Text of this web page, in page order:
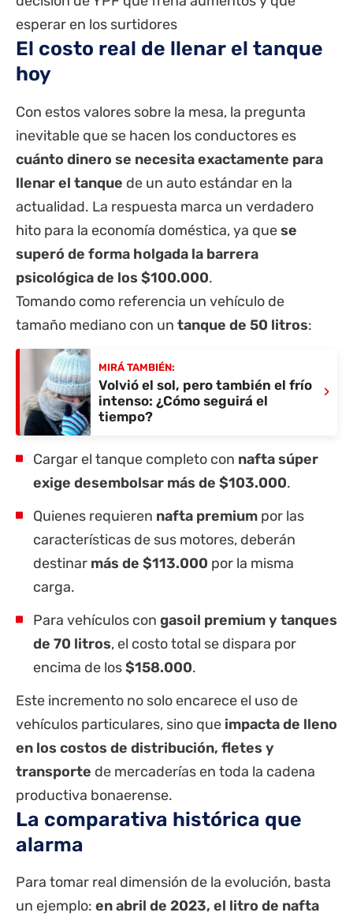
esperar en los surtidores
El costo real de llenar el tanque
hoy
Con estos valores sobre la mesa, la pregunta
inevitable que se hacen los conductores es
cuánto dinero se necesita exactamente para
llenar el tanque de un auto estándar en la
actualidad. La respuesta marca un verdadero
hito para la economía doméstica, ya quese
superó de forma holgada la barrera
psicológica de los $100.000.
Tomando como referencia un vehículo de
tamaño mediano con un tanque de 50 litros:
MIRÁ TAMBIÉN:
Volvió el sol, pero también el frío
intenso: ¿Cómo seguirá el
tiempo?
›
Cargar el tanque completo con nafta súper
exige desembolsar más de $103.000.
Quienes requieren nafta premium por las
características de sus motores, deberán
destinar más de $113.000 por la misma
carga.
Para vehículos con gasoil premium y tanques
de 70 litros, el costo total se dispara por
encima de los$158.000.
Este incremento no solo encarece el uso de
vehículos particulares, sino que impacta de lleno
en los costos de distribución, fletes y
transporte de mercaderías en toda la cadena
productiva bonaerense.
La comparativa histórica que
alarma
Para tomar real dimensión de la evolución, basta
un ejemplo: en abril de 2023, el litro de nafta